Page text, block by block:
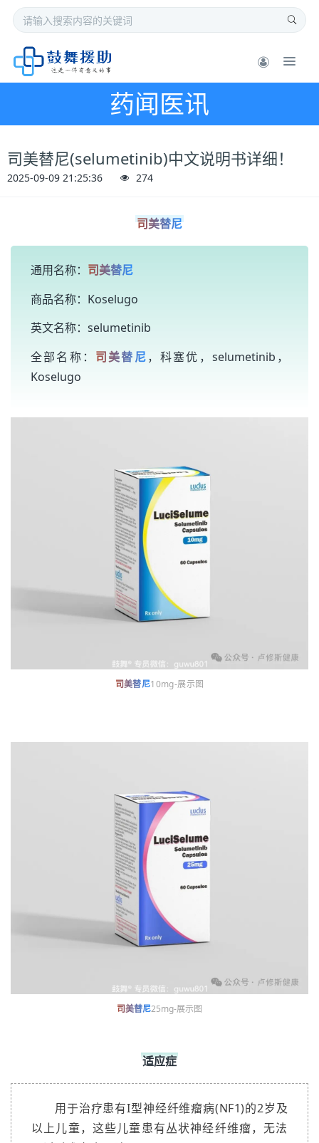
药闻医讯
司美替尼(selumetinib)中文说明书详细！
2025-09-09 21:25:36 274
司美替尼
通用名称： 司美替尼
商品名称：Koselugo
英文名称：selumetinib
全部名称： 司美替尼，科塞优，selumetinib，
Koselugo
司美替尼10mg-展示图
司美替尼25mg-展示图
适应症
用于治疗患有I型神经纤维瘤病(NF1)的2岁及
以上儿童，这些儿童患有丛状神经纤维瘤，无法